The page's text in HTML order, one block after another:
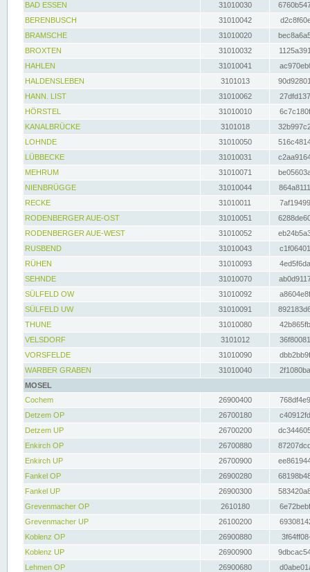
BAD ESSEN
31010030
BERENBUSCH
31010042
BRAMSCHE
31010020
BROXTEN
31010032
HAHLEN
31010041
HALDENSLEBEN
3101013
HANN. LIST
31010062
HÖRSTEL
31010010
KANALBRÜCKE
3101018
LOHNDE
31010050
LÜBBECKE
31010031
MEHRUM
31010071
NIENBRÜGGE
31010044
RECKE
31010011
RODENBERGER AUE-OST
31010051
RODENBERGER AUE-WEST
31010052
RUSBEND
31010043
RÜHEN
31010093
SEHNDE
31010070
SÜLFELD OW
31010092
SÜLFELD UW
31010091
THUNE
31010080
VELSDORF
3101012
VORSFELDE
31010090
WARBER GRABEN
31010040
MOSEL
Cochem
26900400
Detzem OP
26700180
Detzem UP
26700200
Enkirch OP
26700880
Enkirch UP
26700900
Fankel OP
26900280
Fankel UP
26900300
Grevenmacher OP
2610180
Grevenmacher UP
26100200
Koblenz OP
26900880
Koblenz UP
26900900
Lehmen OP
26900680